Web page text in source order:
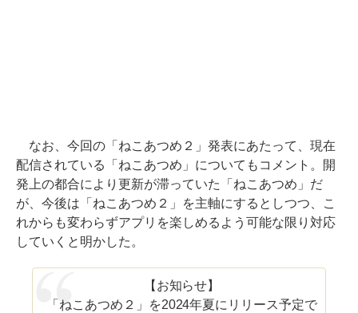
なお、今回の「ねこあつめ２」発表にあたって、現在
配信されている「ねこあつめ」についてもコメント。開
発上の都合により更新が滞っていた「ねこあつめ」だ
が、今後は「ねこあつめ２」を主軸にするとしつつ、こ
れからも変わらずアプリを楽しめるよう可能な限り対応
していくと明かした。
【お知らせ】
「ねこあつめ２」を2024年夏にリリース予定で